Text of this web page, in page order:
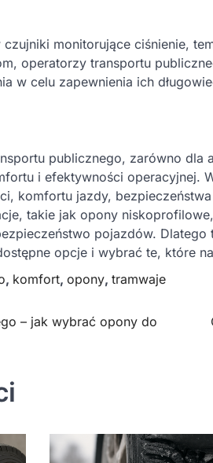
monitorujące ciśnienie,
operatorzy transportu
w celu zapewnienia ich
publicznego, zarówno dla
i efektywności operacyjnej.
komfortu jazdy,
takie jak opony
pojazdów.
opcje i wybrać te, które
, komfort, opony, tramwaje
– jak wybrać opony do